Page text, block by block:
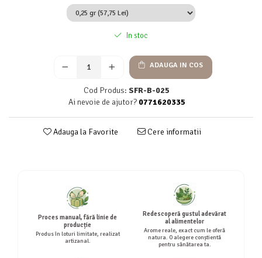
In stoc
ADAUGA IN COS
Cod Produs: SFR-B-025
Ai nevoie de ajutor? 0771620335
Adauga la Favorite Cere informatii
Proces manual, fără linie de
producție
Produs în loturi limitate, realizat
artizanal.
Redescoperă gustul adevărat
al alimentelor
Arome reale, exact cum le oferă
natura. O alegere conștientă
pentru sănătarea ta.